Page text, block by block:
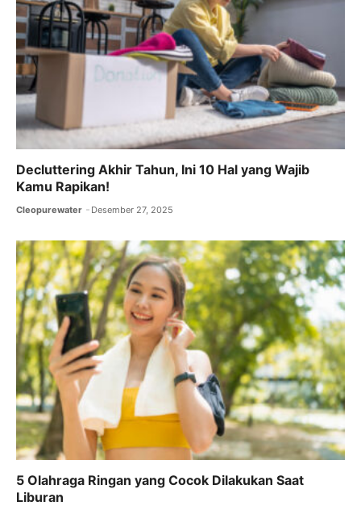
Decluttering Akhir Tahun, Ini 10 Hal yang Wajib
Kamu Rapikan!
Cleopurewater Desember 27, 2025
5 Olahraga Ringan yang Cocok Dilakukan Saat
Liburan